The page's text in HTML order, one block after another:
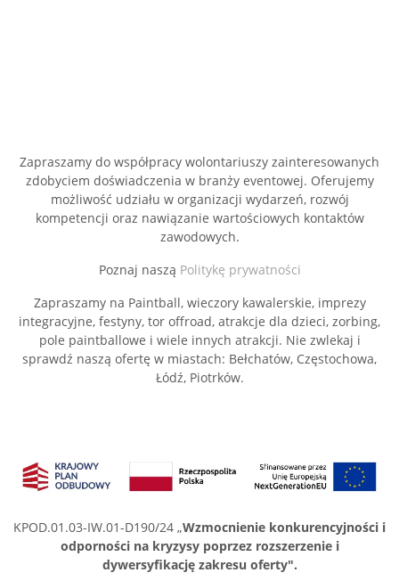
Zapraszamy do współpracy wolontariuszy zainteresowanych
zdobyciem doświadczenia w branży eventowej. Oferujemy
możliwość udziału w organizacji wydarzeń, rozwój
kompetencji oraz nawiązanie wartościowych kontaktów
zawodowych.
Poznaj naszą Politykę prywatności
Zapraszamy na Paintball, wieczory kawalerskie, imprezy
integracyjne, festyny, tor offroad, atrakcje dla dzieci, zorbing,
pole paintballowe i wiele innych atrakcji. Nie zwlekaj i
sprawdź naszą ofertę w miastach: Bełchatów, Częstochowa,
Łódź, Piotrków.
KPOD.01.03-IW.01-D190/24 „Wzmocnienie konkurencyjności i
odporności na kryzysy poprzez rozszerzenie i
dywersyfikację zakresu oferty".